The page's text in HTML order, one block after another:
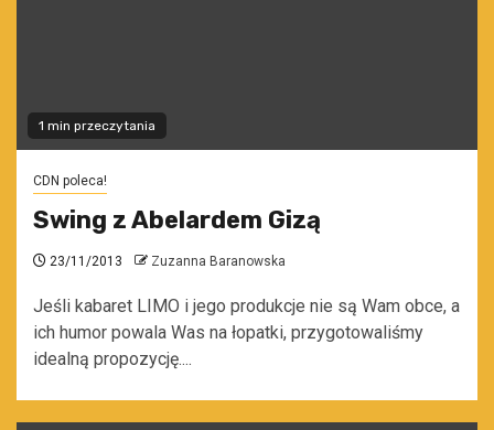
1 min przeczytania
CDN poleca!
Swing z Abelardem Gizą
23/11/2013 Zuzanna Baranowska
Jeśli kabaret LIMO i jego produkcje nie są Wam obce, a
ich humor powala Was na łopatki, przygotowaliśmy
idealną propozycję....